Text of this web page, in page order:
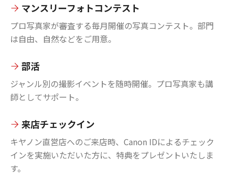
マンスリーフォトコンテスト
プロ写真家が審査する毎月開催の写真コンテスト。部門
は自由、自然などをご用意。
部活
ジャンル別の撮影イベントを随時開催。プロ写真家も講
師としてサポート。
来店チェックイン
キヤノン直営店へのご来店時、Canon IDによるチェック
インを実施いただいた方に、特典をプレゼントいたしま
す。